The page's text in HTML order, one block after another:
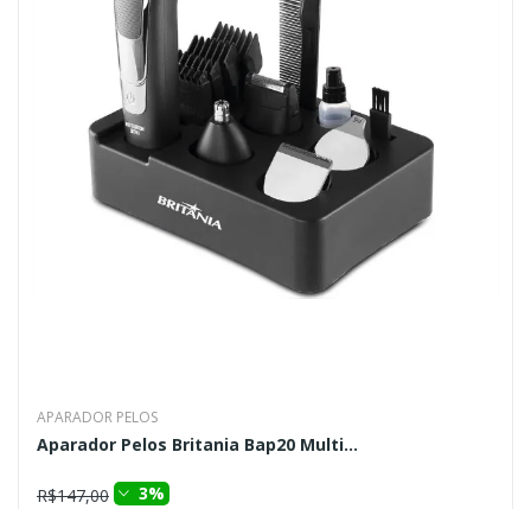
APARADOR PELOS
Aparador Pelos Britania Bap20 Multi...
R$147,00 3%